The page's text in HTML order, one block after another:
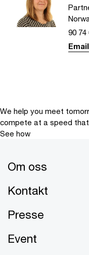
90 74
Email
We help you meet
compete at a speed
See how
Om oss
Kontakt
Presse
Event